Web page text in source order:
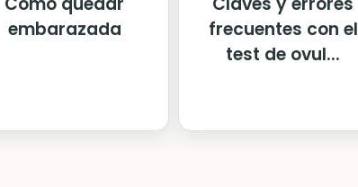
embarazada
frecuentes con el
test de ovul...